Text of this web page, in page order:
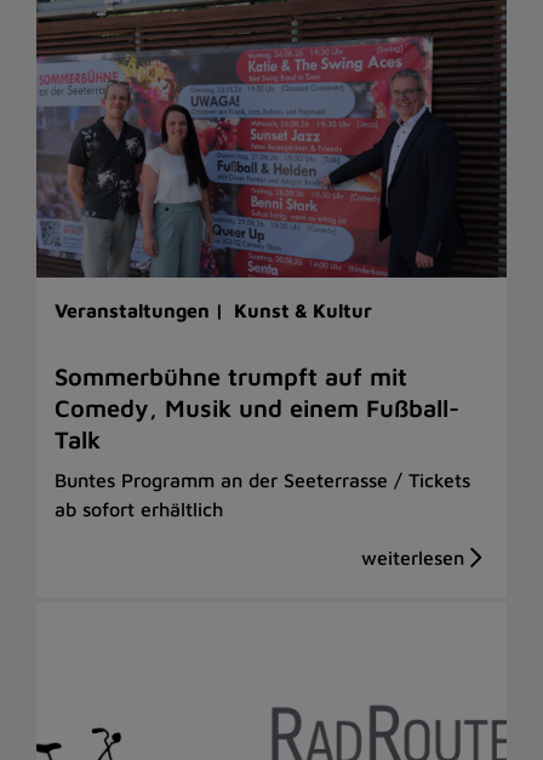
Veranstaltungen | Kunst & Kultur
Sommerbühne trumpft auf mit
Comedy, Musik und einem Fußball-
Talk
Buntes Programm an der Seeterrasse / Tickets
ab sofort erhältlich